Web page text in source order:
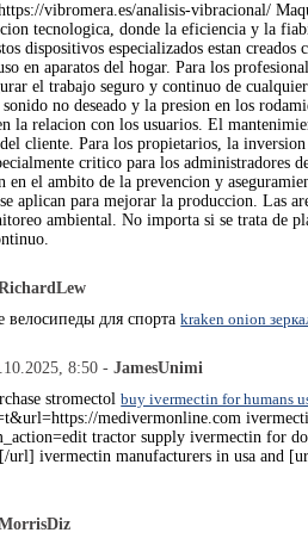
vibromera.es/analisis-vibracional/
tecnologica, donde la eficiencia y la
dispositivos especializados estan
en aparatos del hogar. Para los
el trabajo seguro y continuo de
no deseado y la presion en los
la relacion con los usuarios. El
cliente. Para los propietarios, la
critico para los administradores
el ambito de la prevencion y
aplican para mejorar la produccion. Las
ambiental. No importa si se trata de
велосипеды для спортаkraken onion
8:50 -JamesUnimi
stromectolbuy ivermectin for humans
medivermonline.com
tractor supply ivermectin for
url] ivermectin manufacturers in usa and